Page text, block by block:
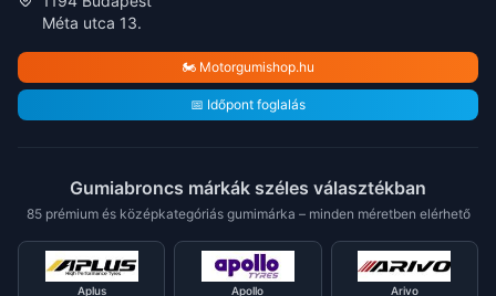
Méta utca 13.
🏍️ Motorgumishop.hu
📅 Időpont foglalás
Gumiabroncs márkák széles választékban
85 prémium és középkategóriás gumimárka – minden méretben elérhető
Aplus Apollo Arivo